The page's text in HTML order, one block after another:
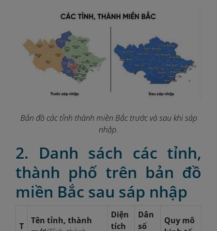
Bản đồ các tỉnh thành miền Bắc trước và sau khi sáp
nhập.
2. Danh sách các tỉnh,
thành phố trên bản đồ
miền Bắc sau sáp nhập
T
Tên tỉnh, thành
Diện
tích
Dân
số
Quy mô